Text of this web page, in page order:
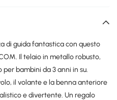
di guida fantastica con questo
Il telaio in metallo robusto,
bambini da 3 anni in su.
il volante e la benna anteriore
e divertente. Un regalo